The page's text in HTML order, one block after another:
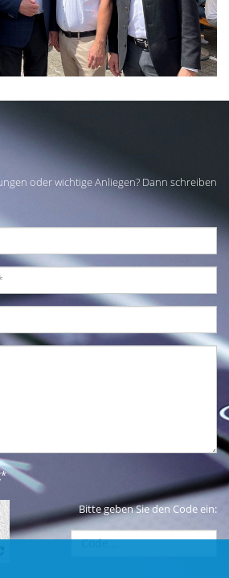
oder wichtige Anliegen? Dann schreiben
*
Bitte geben Sie den Code ein: